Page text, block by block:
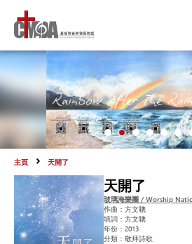
主頁 天開了
天開了
玻璃海樂團 / Worship
作曲： 方文聰
填詞： 方文聰
年份： 2013
分類： 敬拜詩歌